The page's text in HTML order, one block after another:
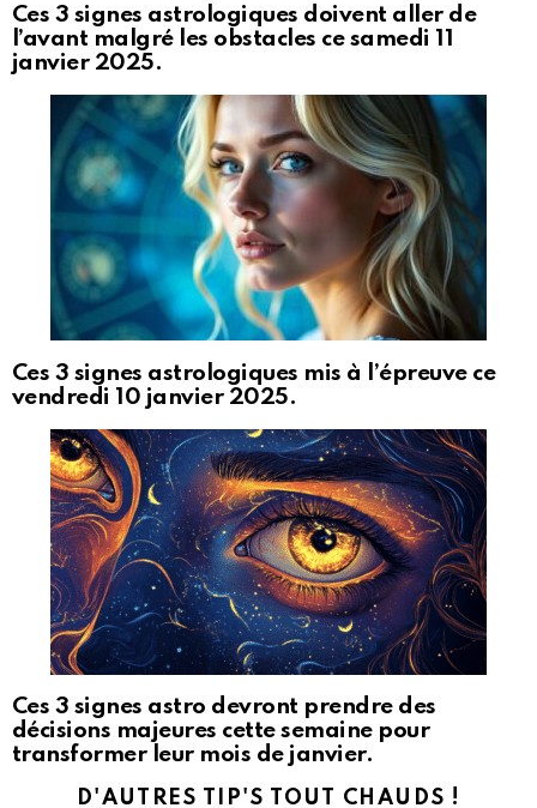
Ces 3 signes astrologiques doivent aller de
l’avant malgré les obstacles ce samedi 11
janvier 2025.
Ces 3 signes astrologiques mis à l’épreuve ce
vendredi 10 janvier 2025.
Ces 3 signes astro devront prendre des
décisions majeures cette semaine pour
transformer leur mois de janvier.
D'AUTRES TIP'S TOUT CHAUDS !